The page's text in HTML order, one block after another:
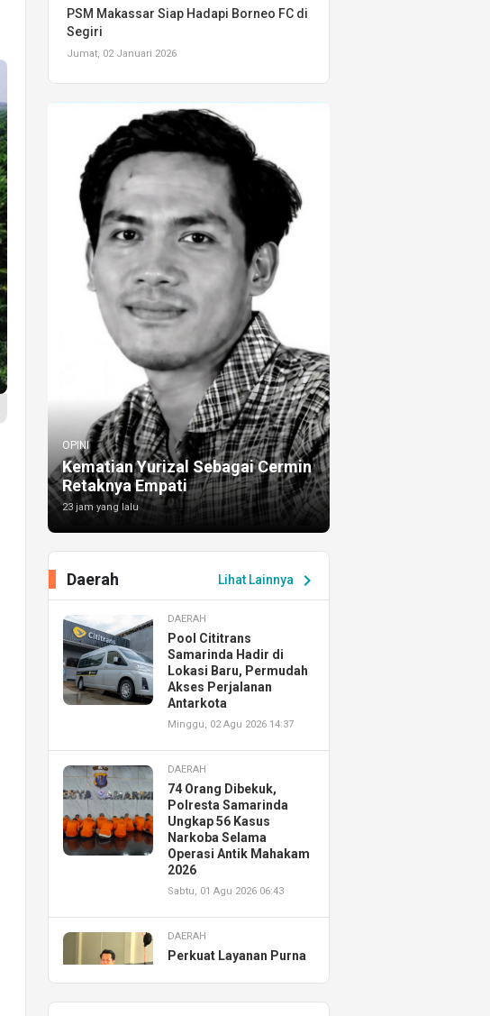
PSM Makassar Siap Hadapi Borneo FC di
Segiri
Jumat, 02 Januari 2026
OPINI
Kematian Yurizal Sebagai Cermin
Retaknya Empati
23 jam yang lalu
Lihat Lainnya chevron_right
Daerah
DAERAH
Pool Cititrans
Samarinda Hadir di
Lokasi Baru, Permudah
Akses Perjalanan
Antarkota
Minggu, 02 Agu 2026 14:37
DAERAH
74 Orang Dibekuk,
Polresta Samarinda
Ungkap 56 Kasus
Narkoba Selama
Operasi Antik Mahakam
2026
Sabtu, 01 Agu 2026 06:43
DAERAH
Perkuat Layanan Purna
Resmikan AHASS